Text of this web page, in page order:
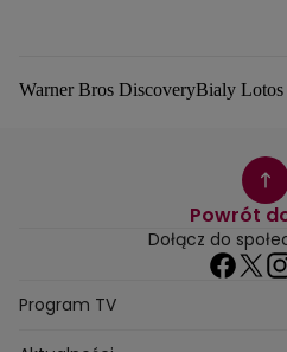
Warner Bros DiscoveryBialy Lotos
Agnieszka
Lady Love
Jezdzic
Josephine KwasniewskaPlayerpl
Dariusz Zdrojkowski
Sandra Hajduk Popinska
Jakub Rzezniczak
Powrót
Dołącz do
Program TV